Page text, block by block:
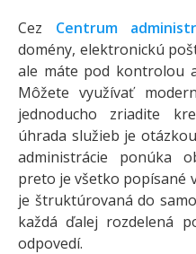
Cez Centrum
domény, elektronickú
ale máte pod kontrolou
Môžete využívať
jednoducho zriadite
úhrada služieb je
administrácie ponúka
preto je všetko popísané
je štruktúrovaná do
každá ďalej rozdelená
odpovedí.